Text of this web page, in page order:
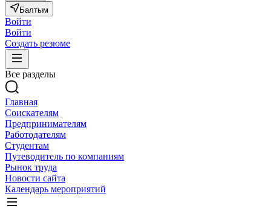
Балтым
Войти
Войти
Создать резюме
Все разделы
Главная
Соискателям
Предпринимателям
Работодателям
Студентам
Путеводитель по компаниям
Рынок труда
Новости сайта
Календарь мероприятий